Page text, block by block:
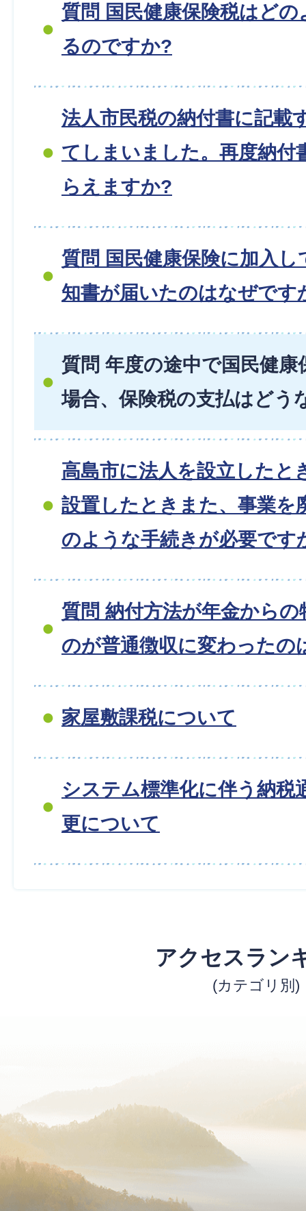
質問 国民健康保険税はど
るのですか?
法人市民税の納付書に記載
てしまいました。再度納付
らえますか?
質問 国民健康保険に加入
知書が届いたのはなぜです
質問 年度の途中で国民健康
場合、保険税の支払はどう
高島市に法人を設立したと
設置したときまた、事業を
のような手続きが必要です
質問 納付方法が年金から
のが普通徴収に変わったの
家屋敷課税について
システム標準化に伴う納税
更について
アクセスラン
(カテゴリ別)